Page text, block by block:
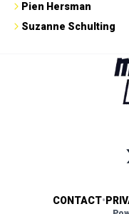
Pien Hersman
Suzanne Schulting
CONTACT•